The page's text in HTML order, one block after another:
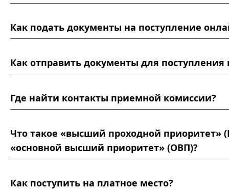
Как подать документы на поступление
Как отправить документы для поступления
Где найти контакты приемной комиссии?
Что такое «высший проходной приоритет»
«основной высший приоритет» (ОВП)?
Как поступить на платное место?